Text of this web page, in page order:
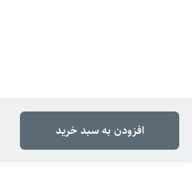
افزودن به سبد خرید